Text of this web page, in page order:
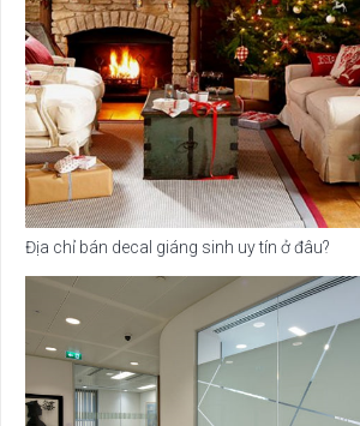
Địa chỉ bán decal giáng sinh uy tín ở đâu?